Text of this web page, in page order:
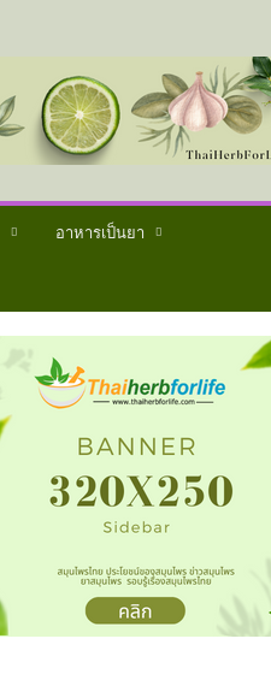
อาหารเป็นยา